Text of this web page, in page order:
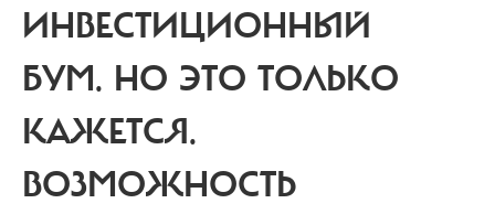
ИНВЕСТИЦИОННЫЙ
БУМ. НО ЭТО ТОЛЬКО
КАЖЕТСЯ.
ВОЗМОЖНОСТЬ